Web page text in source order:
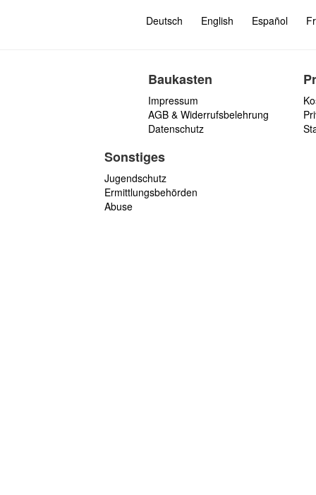
Deutsch English Español
Baukasten
Impressum
AGB & Widerrufsbelehrung
Datenschutz
Sonstiges
Jugendschutz
Ermittlungsbehörden
Abuse